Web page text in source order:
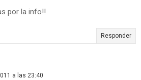
por la info!!
Responder
a las 23:40